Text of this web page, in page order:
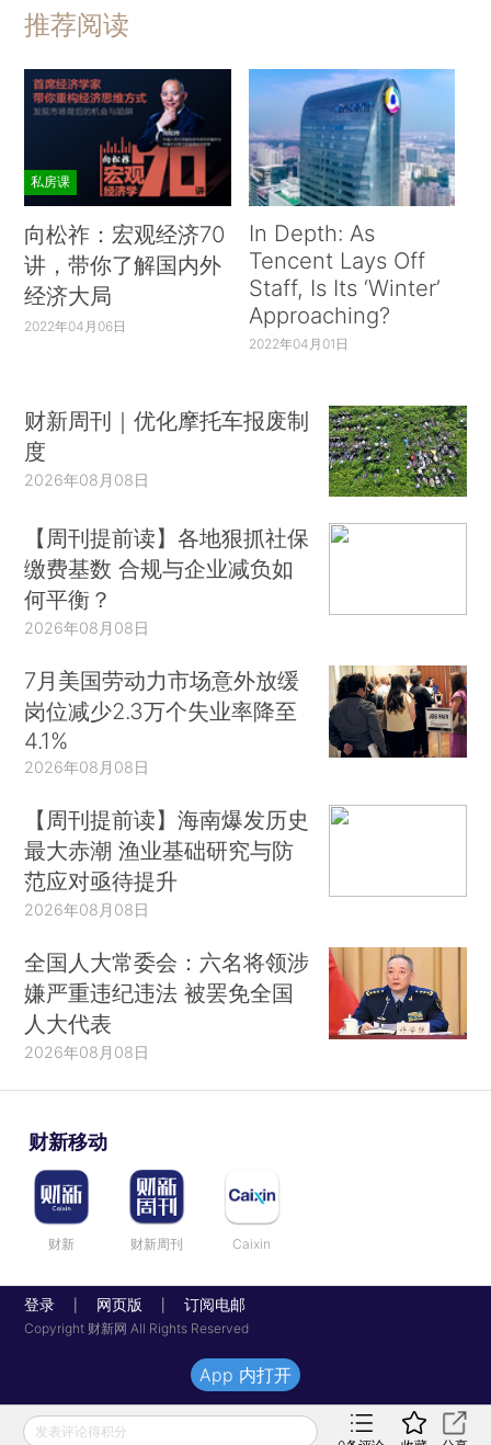
推荐阅读
私房课
向松祚：宏观经济70
讲，带你了解国内外
经济大局
2022年04月06日
In Depth: As
Tencent Lays Off
Staff, Is Its ‘Winter’
Approaching?
2022年04月01日
财新周刊｜优化摩托车报废制
度
2026年08月08日
【周刊提前读】各地狠抓社保
缴费基数 合规与企业减负如
何平衡？
2026年08月08日
7月美国劳动力市场意外放缓
岗位减少2.3万个失业率降至
4.1%
2026年08月08日
【周刊提前读】海南爆发历史
最大赤潮 渔业基础研究与防
范应对亟待提升
2026年08月08日
全国人大常委会：六名将领涉
嫌严重违纪违法 被罢免全国
人大代表
2026年08月08日
财新移动
财新 财新周刊 Caixin
登录 网页版 订阅电邮
Copyright 财新网 All Rights Reserved
发表评论得积分
App 内打开